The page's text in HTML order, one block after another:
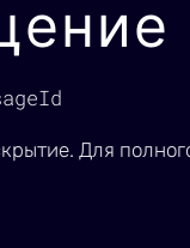
Для